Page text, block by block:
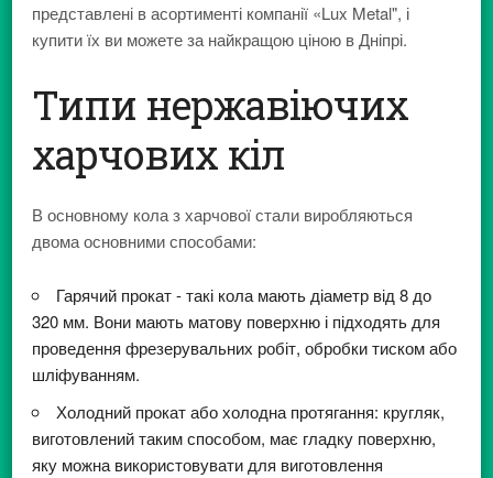
представлені в асортименті компанії «Lux Metal", і
купити їх ви можете за найкращою ціною в Дніпрі.
Типи нержавіючих
харчових кіл
В основному кола з харчової стали виробляються
двома основними способами:
Гарячий прокат - такі кола мають діаметр від 8 до
320 мм. Вони мають матову поверхню і підходять для
проведення фрезерувальних робіт, обробки тиском або
шліфуванням.
Холодний прокат або холодна протягання: кругляк,
виготовлений таким способом, має гладку поверхню,
яку можна використовувати для виготовлення